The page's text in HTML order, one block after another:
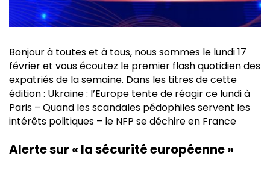
Bonjour à toutes et à tous, nous sommes le lundi 17
février et vous écoutez le premier flash quotidien des
expatriés de la semaine. Dans les titres de cette
édition : Ukraine : l’Europe tente de réagir ce lundi à
Paris – Quand les scandales pédophiles servent les
intérêts politiques – le NFP se déchire en France
Alerte sur « la sécurité européenne »